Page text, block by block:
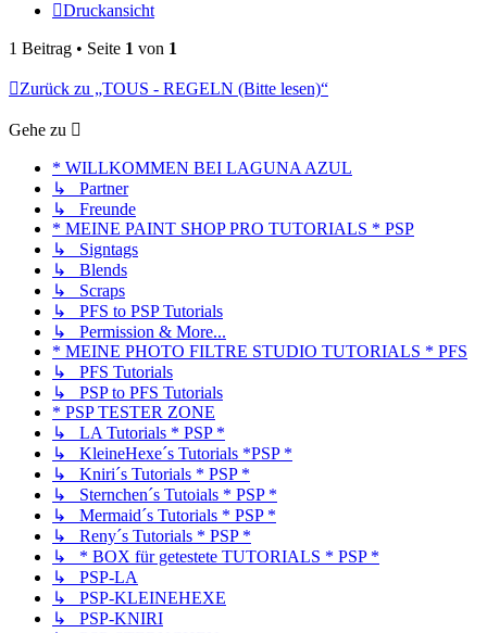
Druckansicht
1 Beitrag • Seite 1 von 1
Zurück zu „TOUS - REGELN (Bitte lesen)“
Gehe zu
* WILLKOMMEN BEI LAGUNA AZUL
↳ Partner
↳ Freunde
* MEINE PAINT SHOP PRO TUTORIALS * PSP
↳ Signtags
↳ Blends
↳ Scraps
↳ PFS to PSP Tutorials
↳ Permission & More...
* MEINE PHOTO FILTRE STUDIO TUTORIALS * PFS
↳ PFS Tutorials
↳ PSP to PFS Tutorials
* PSP TESTER ZONE
↳ LA Tutorials * PSP *
↳ KleineHexe´s Tutorials *PSP *
↳ Kniri´s Tutorials * PSP *
↳ Sternchen´s Tutoials * PSP *
↳ Mermaid´s Tutorials * PSP *
↳ Reny´s Tutorials * PSP *
↳ * BOX für getestete TUTORIALS * PSP *
↳ PSP-LA
↳ PSP-KLEINEHEXE
↳ PSP-KNIRI